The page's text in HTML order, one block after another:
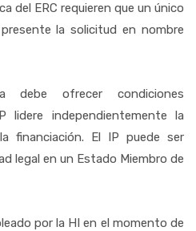
del ERC requieren que un único
la solicitud en nombre
debe ofrecer condiciones
lidere independientemente la
financiación. El IP puede ser
legal en un Estado Miembro de
por la HI en el momento de